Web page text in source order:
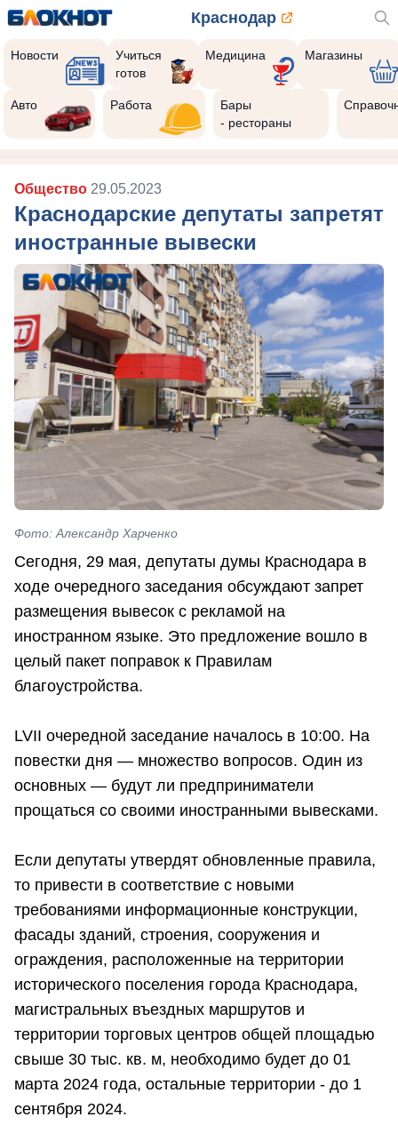
Краснодар
Новости
Учиться
готов
Медицина Магазины
Авто Работа
Бары
- рестораны
Общество 29.05.2023
Краснодарские депутаты запретят
иностранные вывески
Фото: Александр Харченко
Сегодня, 29 мая, депутаты думы Краснодара в
ходе очередного заседания обсуждают запрет
размещения вывесок с рекламой на
иностранном языке. Это предложение вошло в
целый пакет поправок к Правилам
благоустройства.
LVII очередной заседание началось в 10:00. На
повестки дня — множество вопросов. Один из
основных — будут ли предприниматели
прощаться со своими иностранными вывесками.
Если депутаты утвердят обновленные правила,
то привести в соответствие с новыми
требованиями информационные конструкции,
фасады зданий, строения, сооружения и
ограждения, расположенные на территории
исторического поселения города Краснодара,
магистральных въездных маршрутов и
территории торговых центров общей площадью
свыше 30 тыс. кв. м, необходимо будет до 01
марта 2024 года, остальные территории - до 1
сентября 2024.